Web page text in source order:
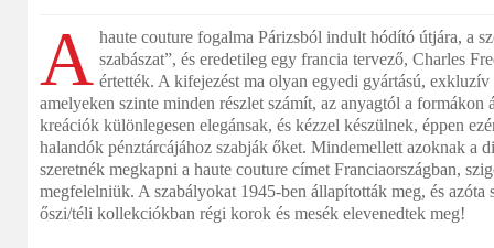
A haute couture fogalma Párizsból indult hódító útjára, a
szabászat”, és eredetileg egy francia tervező, Charles
értették. A kifejezést ma olyan egyedi gyártású,
amelyeken szinte minden részlet számít, az anyagtól a formákon
kreációk különlegesen elegánsak, és kézzel készülnek, éppen
halandók pénztárcájához szabják őket. Mindemellett azoknak a
szeretnék megkapni a haute couture címet Franciaországban,
megfelelniük. A szabályokat 1945-ben állapították meg, és azóta
őszi/téli kollekciókban régi korok és mesék elevenedtek meg!